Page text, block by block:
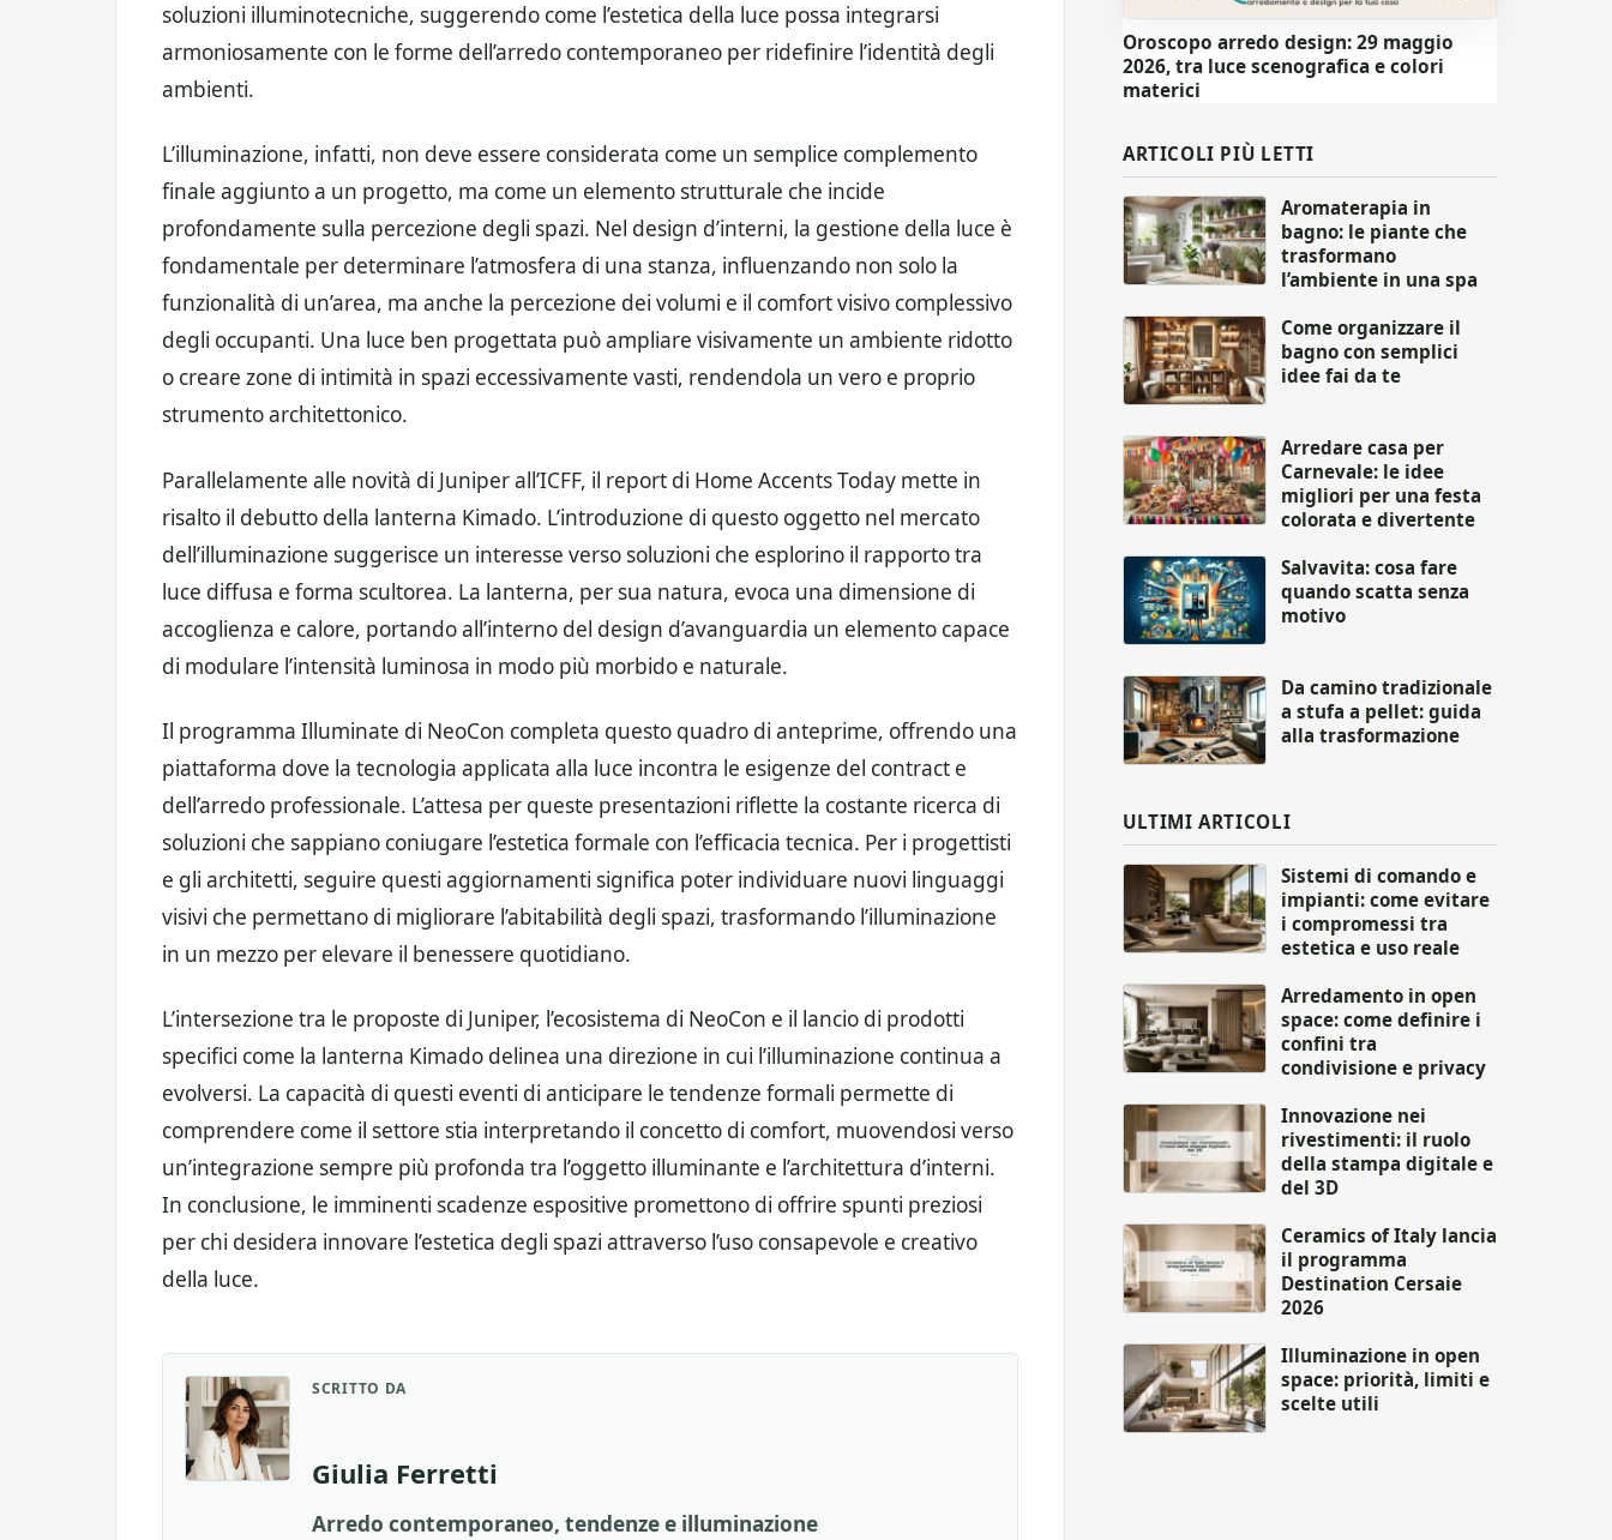
soluzioni illuminotecniche, suggerendo come l’estetica della luce possa integrarsi
armoniosamente con le forme dell’arredo contemporaneo per ridefinire l’identità degli
ambienti.
L’illuminazione, infatti, non deve essere considerata come un semplice complemento
finale aggiunto a un progetto, ma come un elemento strutturale che incide
profondamente sulla percezione degli spazi. Nel design d’interni, la gestione della luce è
fondamentale per determinare l’atmosfera di una stanza, influenzando non solo la
funzionalità di un’area, ma anche la percezione dei volumi e il comfort visivo complessivo
degli occupanti. Una luce ben progettata può ampliare visivamente un ambiente ridotto
o creare zone di intimità in spazi eccessivamente vasti, rendendola un vero e proprio
strumento architettonico.
Parallelamente alle novità di Juniper all’ICFF, il report di Home Accents Today mette in
risalto il debutto della lanterna Kimado. L’introduzione di questo oggetto nel mercato
dell’illuminazione suggerisce un interesse verso soluzioni che esplorino il rapporto tra
luce diffusa e forma scultorea. La lanterna, per sua natura, evoca una dimensione di
accoglienza e calore, portando all’interno del design d’avanguardia un elemento capace
di modulare l’intensità luminosa in modo più morbido e naturale.
Il programma Illuminate di NeoCon completa questo quadro di anteprime, offrendo una
piattaforma dove la tecnologia applicata alla luce incontra le esigenze del contract e
dell’arredo professionale. L’attesa per queste presentazioni riflette la costante ricerca di
soluzioni che sappiano coniugare l’estetica formale con l’efficacia tecnica. Per i progettisti
e gli architetti, seguire questi aggiornamenti significa poter individuare nuovi linguaggi
visivi che permettano di migliorare l’abitabilità degli spazi, trasformando l’illuminazione
in un mezzo per elevare il benessere quotidiano.
L’intersezione tra le proposte di Juniper, l’ecosistema di NeoCon e il lancio di prodotti
specifici come la lanterna Kimado delinea una direzione in cui l’illuminazione continua a
evolversi. La capacità di questi eventi di anticipare le tendenze formali permette di
comprendere come il settore stia interpretando il concetto di comfort, muovendosi verso
un’integrazione sempre più profonda tra l’oggetto illuminante e l’architettura d’interni.
In conclusione, le imminenti scadenze espositive promettono di offrire spunti preziosi
per chi desidera innovare l’estetica degli spazi attraverso l’uso consapevole e creativo
della luce.
SCRITTO DA
Giulia Ferretti
Arredo contemporaneo, tendenze e illuminazione
Oroscopo arredo design: 29 maggio
2026, tra luce scenografica e colori
materici
ARTICOLI PIÙ LETTI
Aromaterapia in
bagno: le piante che
trasformano
l’ambiente in una spa
Come organizzare il
bagno con semplici
idee fai da te
Arredare casa per
Carnevale: le idee
migliori per una festa
colorata e divertente
Salvavita: cosa fare
quando scatta senza
motivo
Da camino tradizionale
a stufa a pellet: guida
alla trasformazione
ULTIMI ARTICOLI
Sistemi di comando e
impianti: come evitare
i compromessi tra
estetica e uso reale
Arredamento in open
space: come definire i
confini tra
condivisione e privacy
Innovazione nei
rivestimenti: il ruolo
della stampa digitale e
del 3D
Ceramics of Italy lancia
il programma
Destination Cersaie
2026
Illuminazione in open
space: priorità, limiti e
scelte utili